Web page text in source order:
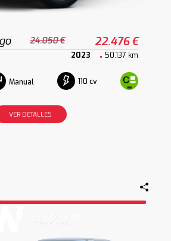
24.050 € 22.476 €
2023 50.137 km
Manual 110 cv
VER DETALLES